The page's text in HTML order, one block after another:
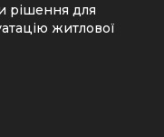
рішення для
житлової